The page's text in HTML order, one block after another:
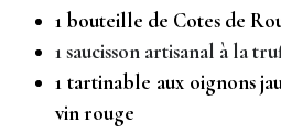
1 bouteille de Cotes de
1 saucisson artisanal à la
1 tartinable aux oignons
vin rouge